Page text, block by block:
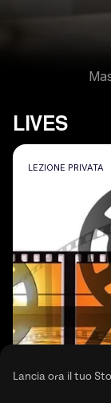
LIVES
LEZIONE PRIVATA
Lancia ora il tuo